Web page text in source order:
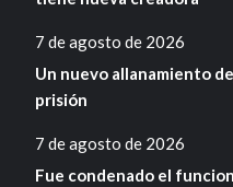
7 de agosto de 2026
Un nuevo allanamiento
prisión
7 de agosto de 2026
Fue condenado el